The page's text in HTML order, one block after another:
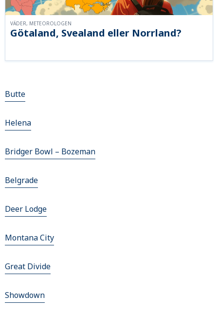
Götaland, Svealand eller Norrland?
VÄDER, METEOROLOGEN
Butte
Helena
Bridger Bowl – Bozeman
Belgrade
Deer Lodge
Montana City
Great Divide
Showdown